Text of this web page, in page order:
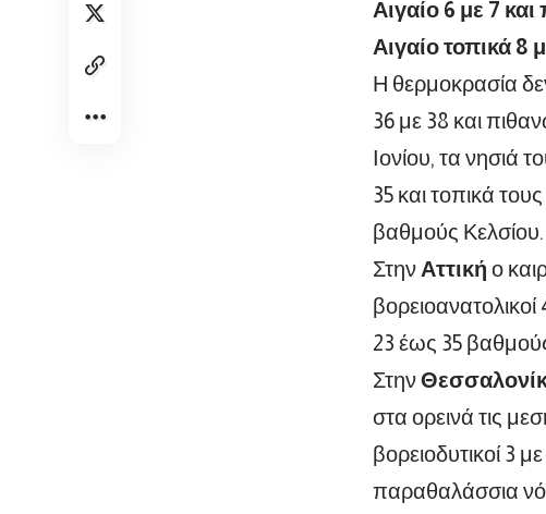
Αιγαίο 6 με 7
Αιγαίο τοπικά 8
Η θερμοκρασία
36 με 38 και
Ιονίου, τα νησιά
35 και τοπικά
βαθμούς Κελσίου.
Στην Αττική ο
23 έως 35
Στην
στα ορεινά τις
βορειοδυτικοί 3
παραθαλάσσια